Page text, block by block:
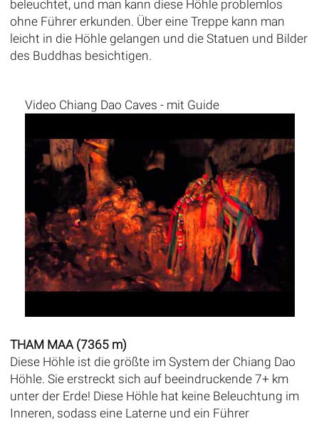
beleuchtet, und man kann diese Höhle problemlos
ohne Führer erkunden. Über eine Treppe kann man
leicht in die Höhle gelangen und die Statuen und Bilder
des Buddhas besichtigen.
Video Chiang Dao Caves - mit Guide
THAM MAA (7365 m)
Diese Höhle ist die größte im System der Chiang Dao
Höhle. Sie erstreckt sich auf beeindruckende 7+ km
unter der Erde! Diese Höhle hat keine Beleuchtung im
Inneren, sodass eine Laterne und ein Führer